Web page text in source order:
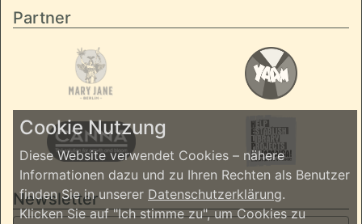
Partner
Newsletter
Cookie Nutzung
Diese Website verwendet Cookies – nähere
Informationen dazu und zu Ihren Rechten als Benutzer
finden Sie in unserer Datenschutzerklärung.
Klicken Sie auf "Ich stimme zu", um Cookies zu